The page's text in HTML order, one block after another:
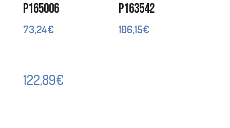
P165006
73,24€
P163542
106,15€
122,89€